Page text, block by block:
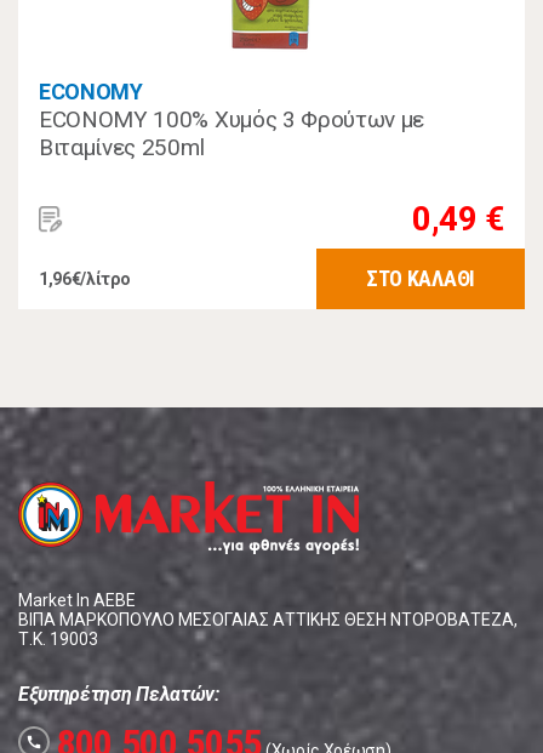
ECONOMY
ECONOMY 100% Χυμός 3 Φρούτων με
Βιταμίνες 250ml
0,49 €
1,96€/λίτρο ΣΤΟ ΚΑΛΑΘΙ
Market In ΑΕΒΕ
ΒΙΠΑ ΜΑΡΚΟΠΟΥΛΟ ΜΕΣΟΓΑΙΑΣ ΑΤΤΙΚΗΣ ΘΕΣΗ ΝΤΟΡΟΒΑΤΕΖΑ,
Τ.Κ. 19003
Εξυπηρέτηση Πελατών:
call 800 500 5055